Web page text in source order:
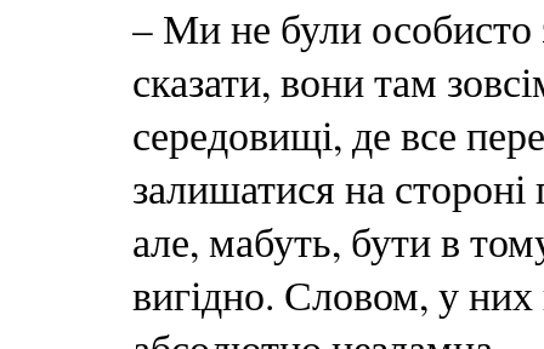
– Ми не були особисто
сказати, вони там
середовищі, де все
залишатися на
але, мабуть, бути в
вигідно. Словом, у них